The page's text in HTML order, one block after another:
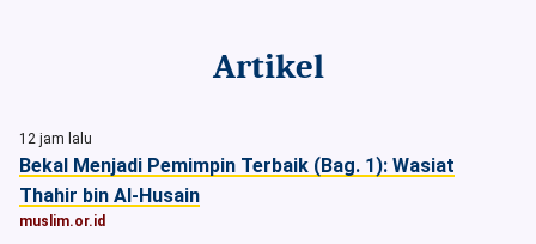
Artikel
12 jam lalu
Bekal Menjadi Pemimpin Terbaik (Bag. 1): Wasiat
Thahir bin Al-Husain
muslim.or.id